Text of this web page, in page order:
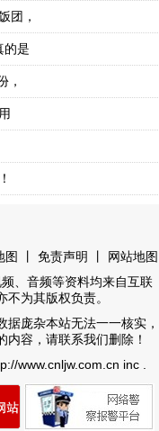
团，
的是
，
图 免责声明 网站地图
、音频等资料均来自互联
为其版权负责。
庞杂本站无法一一核实，
容，请联系我们删除！
www.cnljw.com.cn inc .